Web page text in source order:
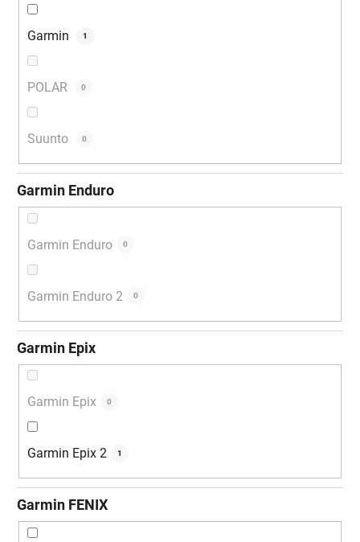
Garmin 1
POLAR 0
Suunto 0
Garmin Enduro
Garmin Enduro 0
Garmin Enduro 2 0
Garmin Epix
Garmin Epix 0
Garmin Epix 2 1
Garmin FENIX